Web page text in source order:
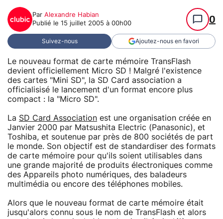
Par Alexandre Habian
Publié le 15 juillet 2005 à 00h00 0
Suivez-nous Ajoutez-nous en favori
Le nouveau format de carte mémoire TransFlash
devient officiellement Micro SD ! Malgré l'existence
des cartes "Mini SD", la SD Card association a
officialisisé le lancement d'un format encore plus
compact : la "Micro SD".
La SD Card Association est une organisation créée en
Janvier 2000 par Matsushita Electric (Panasonic), et
Toshiba, et soutenue par près de 800 sociétés de part
le monde. Son objectif est de standardiser des formats
de carte mémoire pour qu'ils soient utilisables dans
une grande majorité de produits électroniques comme
des Appareils photo numériques, des baladeurs
multimédia ou encore des téléphones mobiles.
Alors que le nouveau format de carte mémoire était
jusqu'alors connu sous le nom de TransFlash et alors